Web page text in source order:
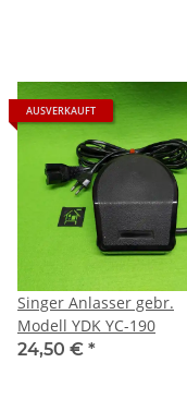
AUSVERKAUFT
Singer Anlasser gebr.
Modell YDK YC-190
24,50 € *